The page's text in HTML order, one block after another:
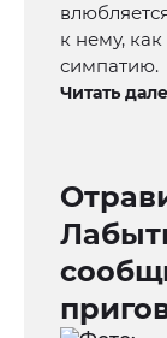
к нему,
симпатию.
Читать